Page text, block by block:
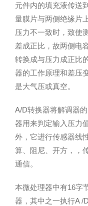
元件内的填充液传送
量膜片与两侧绝缘片
压力不一致时，致使
差成正比，故两侧电
转换成与压力成正比
器的工作原理和差压
是大气压或真空。
A/D转换器将解调器
器用来判定输入压力
外，它进行传感器线
算、阻尼、开方，，
通信。
本微处理器中有16字
器，其中之一执行A /D